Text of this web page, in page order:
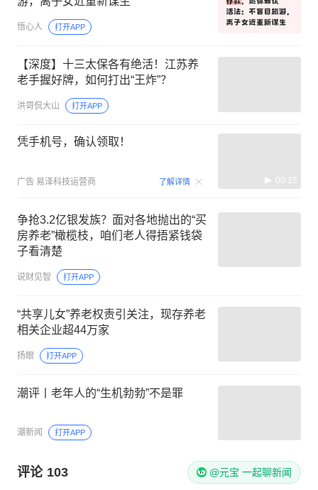
悟心人 打开APP
【深度】十三太保各有绝活！江苏养
老手握好牌，如何打出“王炸”？
洪哥侃大山 打开APP
凭手机号，确认领取！
广告 易泽科技运营商 了解详情 00:15
争抢3.2亿银发族？面对各地抛出的“买
房养老”橄榄枝，咱们老人得捂紧钱袋
子看清楚
说财见智 打开APP
“共享儿女”养老权责引关注‌，现存养老
相关企业超44万家
扬眼 打开APP
潮评丨老年人的“生机勃勃”不是罪
潮新闻 打开APP
评论 103 @元宝 一起聊新闻